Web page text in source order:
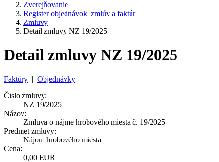
Zverejňovanie
Register objednávok, zmlúv a faktúr
Zmluvy
Detail zmluvy NZ 19/2025
Detail zmluvy NZ 19/2025
Faktúry | Objednávky
Číslo zmluvy:
NZ 19/2025
Názov:
Zmluva o nájme hrobového miesta č. 19/2025
Predmet zmluvy:
Nájom hrobového miesta
Cena:
0,00 EUR